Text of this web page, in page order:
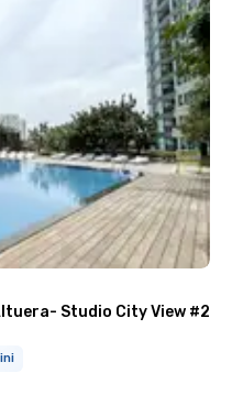
Studio City View #2